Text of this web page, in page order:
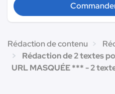
Rédaction de contenu
Rédaction de 2 textes
URL MASQUÉE *** - 2